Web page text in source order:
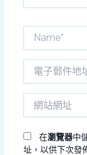
*址
在瀏覽器中
址，以供下次發